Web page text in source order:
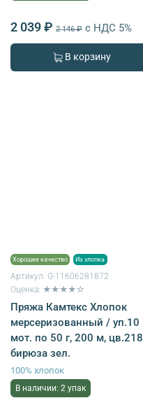
2 039 ₽ 2 146 ₽ с НДС 5%
В корзину
Хорошее качество Из хлопка
Артикул: G-11606281872
Оценка: ★★★★☆
Пряжа Камтекс Хлопок
мерсеризованный / уп.10
мот. по 50 г, 200 м, цв.218
бирюза зел.
100% хлопок
В наличии: 2 упак